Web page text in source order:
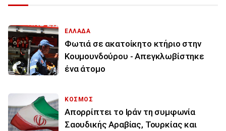
ΕΛΛΑΔΑ
Φωτιά σε ακατοίκητο κτήριο στην
Κουμουνδούρου - Απεγκλωβίστηκε
ένα άτομο
ΚΟΣΜΟΣ
Απορρίπτει το Ιράν τη συμφωνία
Σαουδικής Αραβίας, Τουρκίας και